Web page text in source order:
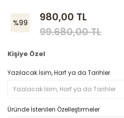
%99
980,00 TL
99.680,00 TL
Kişiye Özel
Yazılacak İsim, Harf ya da Tarihler
Üründe İstenilen Özelleştirmeler